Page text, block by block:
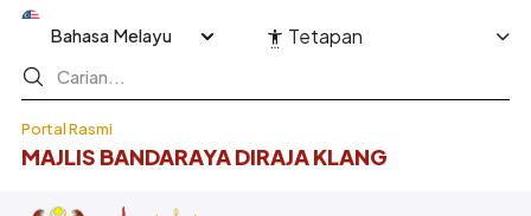
Langkau ke kandungan utama
Portal Rasmi
MAJLIS BANDARAYA DIRAJA KLANG
Select your language Tetapan